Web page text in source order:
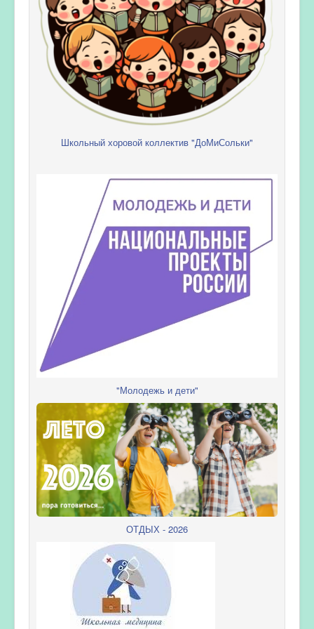
Школьный хоровой коллектив "ДоМиСольки"
"Молодежь и дети"
ОТДЫХ - 2026